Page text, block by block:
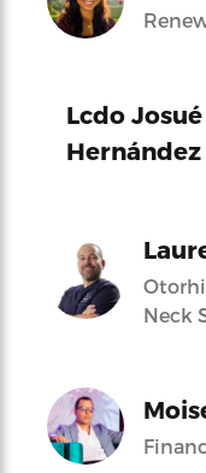
Lcdo
Hernández
Neck